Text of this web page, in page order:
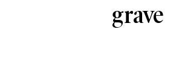
grave